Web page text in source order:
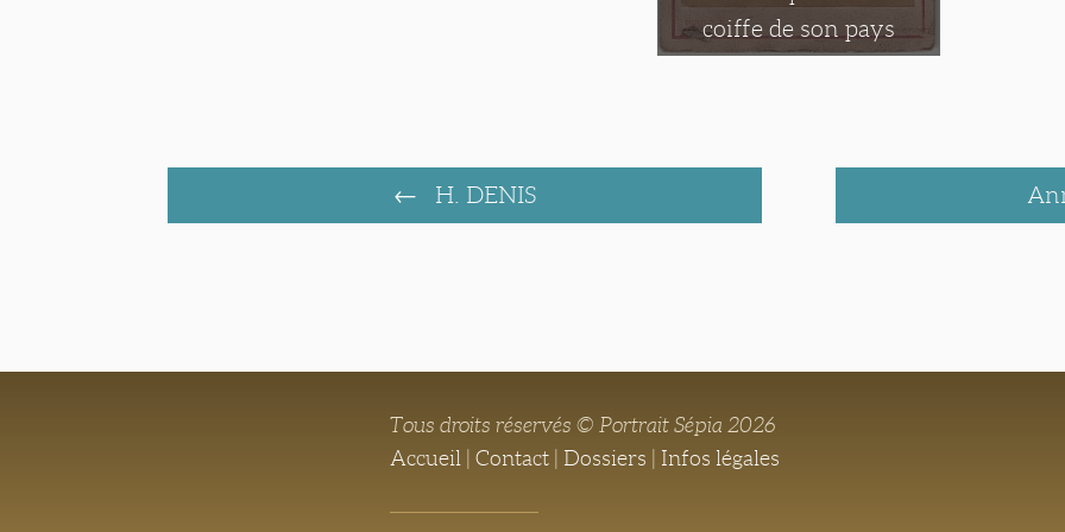
coiffe de son pays
H. DENIS
Tous droits réservés © Portrait Sépia 2026
Accueil
|Contact Dossiers Infos légales